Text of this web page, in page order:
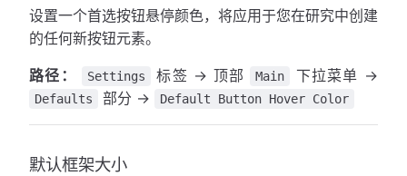
设置一个首选按钮悬停颜色，将应用于您在研究中创建
的任何新按钮元素。
路径： Settings 标签 → 顶部 Main 下拉菜单 →
Defaults 部分 → Default Button Hover Color
默认框架大小